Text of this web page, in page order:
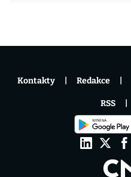
Kontakty Redakce
RSS